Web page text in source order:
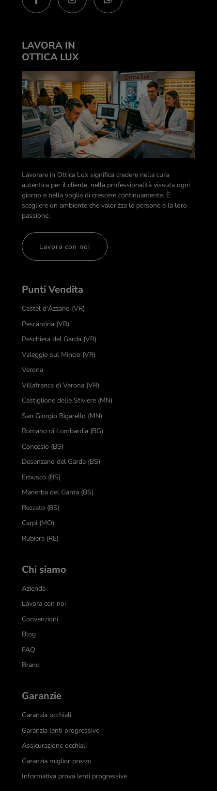
Punti Vendita
Castel d'Azzano (VR)
Pescantina (VR)
Peschiera del Garda (VR)
Valeggio sul Mincio (VR)
Verona
Villafranca di Verona (VR)
Castiglione delle Stiviere (MN)
San Giorgio Bigarello (MN)
Romano di Lombardia (BG)
Concesio (BS)
Desenzano del Garda (BS)
Erbusco (BS)
Manerba del Garda (BS)
Rezzato (BS)
Carpi (MO)
Rubiera (RE)
Chi siamo
Azienda
Lavora con noi
Convenzioni
Blog
FAQ
Brand
Garanzie
Garanzia occhiali
Garanzia lenti progressive
Assicurazione occhiali
Garanzia miglior prezzo
Informativa prova lenti progressive
LAVORA IN
OTTICA LUX
Lavorare in Ottica Lux significa credere nella cura
autentica per il cliente, nella professionalità vissuta ogni
giorno e nella voglia di crescere continuamente. È
scegliere un ambiente che valorizza le persone e la loro
passione.
Lavora con noi